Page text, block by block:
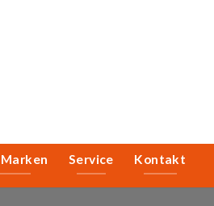
Service Kontakt